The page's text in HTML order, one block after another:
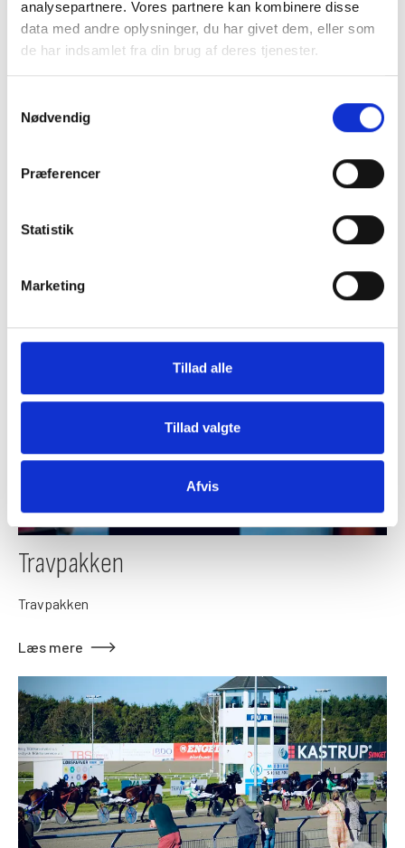
analysepartnere. Vores partnere kan kombinere disse
data med andre oplysninger, du har givet dem, eller som
de har indsamlet fra din brug af deres tjenester.
personoplysninger i vores privatlivspolitik, som du
Nødvendig
Præferencer
Statistik
Marketing
Tillad alle
Tillad valgte
Afvis
Læs mere
Travpakken
Travpakken
Læs mere